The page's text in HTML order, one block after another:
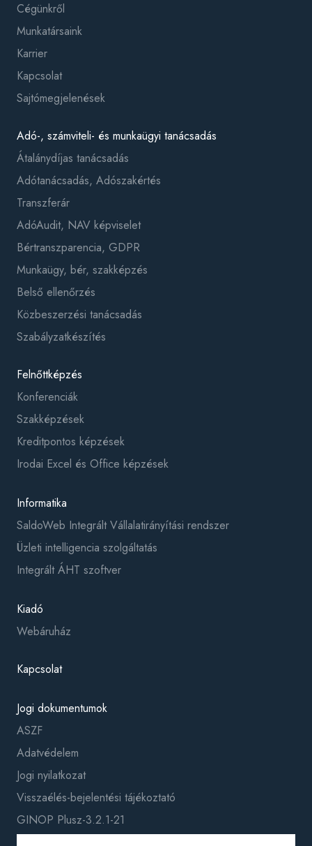
Cégünkről
Munkatársaink
Karrier
Kapcsolat
Sajtómegjelenések
Adó-, számviteli- és munkaügyi tanácsadás
Átalánydíjas tanácsadás
Adótanácsadás, Adószakértés
Transzferár
AdóAudit, NAV képviselet
Bértranszparencia, GDPR
Munkaügy, bér, szakképzés
Belső ellenőrzés
Közbeszerzési tanácsadás
Szabályzatkészítés
Felnőttképzés
Konferenciák
Szakképzések
Kreditpontos képzések
Irodai Excel és Office képzések
Informatika
SaldoWeb Integrált Vállalatirányítási rendszer
Üzleti intelligencia szolgáltatás
Integrált ÁHT szoftver
Kiadó
Webáruház
Kapcsolat
Jogi dokumentumok
ASZF
Adatvédelem
Jogi nyilatkozat
Visszaélés-bejelentési tájékoztató
GINOP Plusz-3.2.1-21